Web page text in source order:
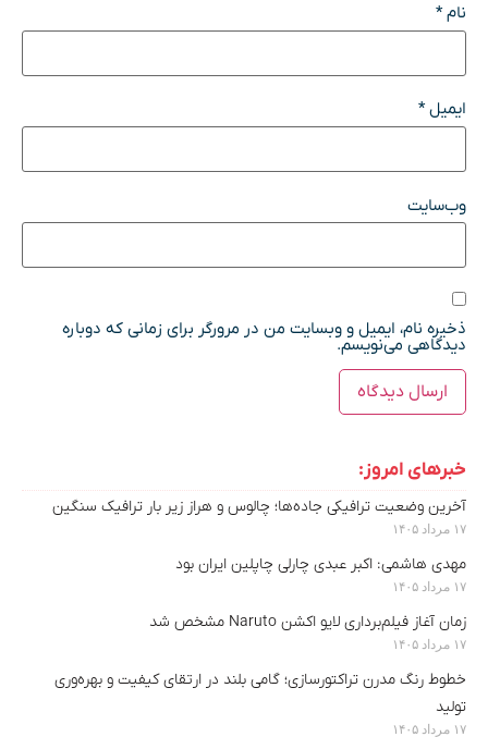
نام*
ایمیل*
وب‌سایت
ذخیره نام، ایمیل و وبسایت من در مرورگر برای زمانی که دوباره
دیدگاهی می‌نویسم.
خبرهای امروز:
آخرین وضعیت ترافیکی جاده‌ها؛ چالوس و هراز زیر بار ترافیک سنگین
۱۷ مرداد ۱۴۰۵
مهدی هاشمی: اکبر عبدی چارلی چاپلین ایران بود
۱۷ مرداد ۱۴۰۵
زمان آغاز فیلم‌برداری لایو اکشن Naruto مشخص شد
۱۷ مرداد ۱۴۰۵
خطوط رنگ مدرن تراکتورسازی؛ گامی بلند در ارتقای کیفیت و بهره‌وری
تولید
۱۷ مرداد ۱۴۰۵